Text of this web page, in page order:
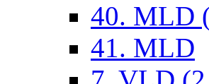
40. MLD
41. MLD